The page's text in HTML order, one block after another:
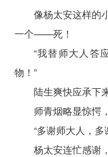
像杨太安这样的
一个——死！
“我替师大人答
物！”
陆生爽快应承下来
师青烟略显惊愕
“多谢师大人，多
杨太安连忙感谢